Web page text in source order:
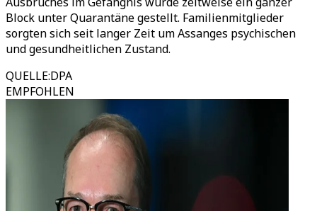
Block unter Quarantäne gestellt. Familienmitglieder
sorgten sich seit langer Zeit um Assanges psychischen
und gesundheitlichen Zustand.
QUELLE:DPA
EMPFOHLEN